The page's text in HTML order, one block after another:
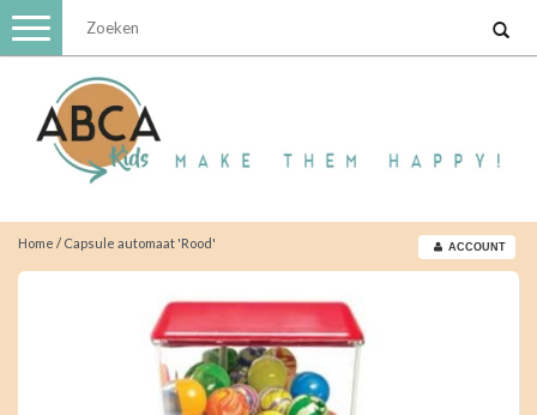
Toggle
navigation
Home / Capsule automaat 'Rood' ACCOUNT